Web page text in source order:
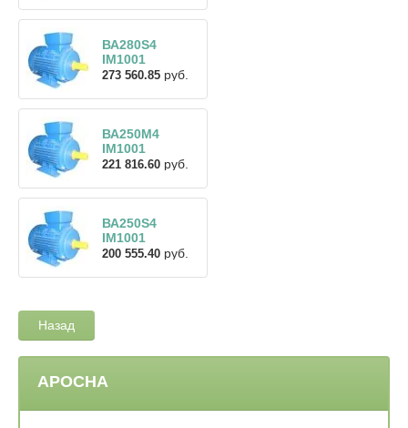
ВА280S4
IM1001
273 560.85 руб.
ВА250М4
IM1001
221 816.60 руб.
ВА250S4
IM1001
200 555.40 руб.
Назад
АРОСНА